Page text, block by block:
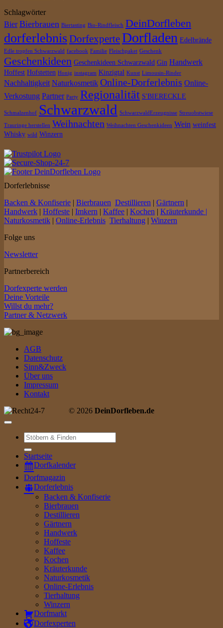
Schlagwörter
Bier Bierbrauen Biertasting Bio-Rindfleisch DeinDorfleben
dorferlebnisDorfexperteDorfladen Edelbrände
Edle tropfen Schwarzwald facebook Familie Fleischpaket Geschenk
Geschenkideen Geschenkideen Schwarzwald Gin Handwerk
Hoffest Hofstetten Honig instagram Kinzigtal Kunst Limousin-Rinder
Nachhaltigkeit Naturkosmetik Online-Dorferlebnis Online-
Verkostung Partner Party Regionalität S'BIERECKLE
Schmalzenhof Schwarzwald SchwarzwaldErzeugnisse Streuobstwiese
Trauringe herstellen Weihnachten Weihnachten Geschenkideen Wein weinfest
Whisky wild Winzern
Dorferlebnisse
Backen & Konfiserie | Bierbrauen Destillieren | Gärtnern |
Handwerk | Hoffeste | Imkern | Kaffee | Kochen | Kräuterkunde |
Naturkosmetik | Online-Erlebnis Tierhaltung | Winzern
Folge uns
Newsletter
Partnerbereich
Dorfexperte werden
Deine Vorteile
Willst du mehr?
Partner & Netzwerk
AGB
Datenschutz
Sinn&Zweck
Über uns
Impressum
Kontakt
© 2026 DeinDorfleben.de
Suche
nach:
Startseite
Dorfkalender
Dorfmagazin
Dorferlebnis
Backen & Konfiserie
Bierbrauen
Destillieren
Gärtnern
Handwerk
Hoffeste
Kaffee
Kochen
Kräuterkunde
Naturkosmetik
Online-Erlebnis
Tierhaltung
Winzern
Dorfmarkt
Dorfexperten